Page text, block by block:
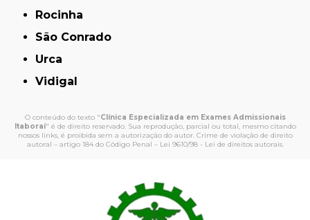
Rocinha
São Conrado
Urca
Vidigal
O conteúdo do texto "Clínica Especializada em Exames Admissionais
Itaboraí" é de direito reservado. Sua reprodução, parcial ou total, mesmo citando
nossos links, é proibida sem a autorização do autor. Crime de violação de direito
autoral – artigo 184 do Código Penal – Lei 9610/98 - Lei de direitos autorais.